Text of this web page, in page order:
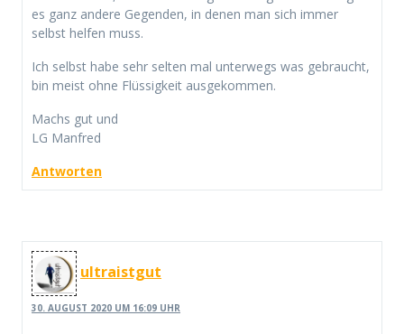
es ganz andere Gegenden, in denen man sich immer
selbst helfen muss.
Ich selbst habe sehr selten mal unterwegs was gebraucht,
bin meist ohne Flüssigkeit ausgekommen.
Machs gut und
LG Manfred
Antworten
ultraistgut
30. AUGUST 2020 UM 16:09 UHR